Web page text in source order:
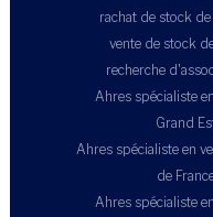
rachat de stock
vente de stock
recherche
Ahres spécialiste
Grand
Ahres spécialiste en
de
Ahres spécialiste